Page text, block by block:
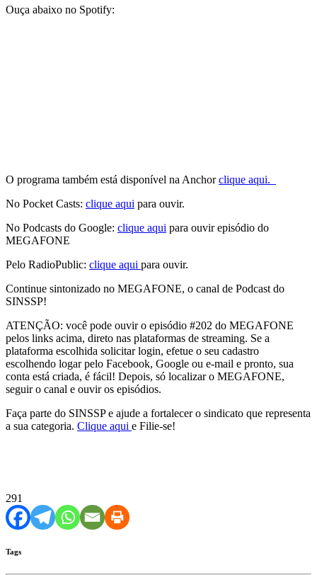
Ouça abaixo no Spotify:
O programa também está disponível na Anchorclique aqui.
No Pocket Casts: clique aqui para ouvir.
No Podcasts do Google: clique aqui para ouvir episódio do
MEGAFONE
Pelo RadioPublic: clique aqui para ouvir.
Continue sintonizado no MEGAFONE, o canal de Podcast do
SINSSP!
ATENÇÃO: você pode ouvir o episódio #202 do MEGAFONE
pelos links acima, direto nas plataformas de streaming. Se a
plataforma escolhida solicitar login, efetue o seu cadastro
escolhendo logar pelo Facebook, Google ou e-mail e pronto, sua
conta está criada, é fácil! Depois, só localizar o MEGAFONE,
seguir o canal e ouvir os episódios.
Faça parte do SINSSP e ajude a fortalecer o sindicato que representa
a sua categoria. Clique aqui e Filie-se!
291
Tags